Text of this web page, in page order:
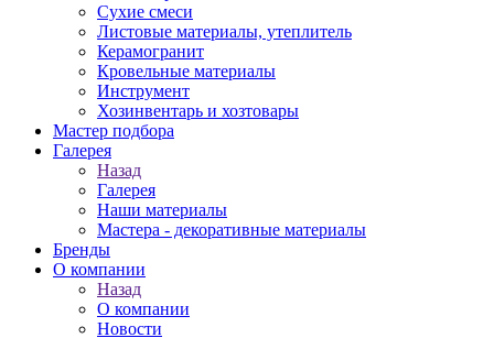
Сухие смеси
Листовые материалы, утеплитель
Керамогранит
Кровельные материалы
Инструмент
Хозинвентарь и хозтовары
Мастер подбора
Галерея
Назад
Галерея
Наши материалы
Мастера - декоративные материалы
Бренды
О компании
Назад
О компании
Новости